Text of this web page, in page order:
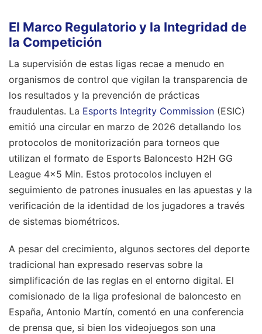
El Marco Regulatorio y la Integridad de
la Competición
La supervisión de estas ligas recae a menudo en
organismos de control que vigilan la transparencia de
los resultados y la prevención de prácticas
fraudulentas. La Esports Integrity Commission (ESIC)
emitió una circular en marzo de 2026 detallando los
protocolos de monitorización para torneos que
utilizan el formato de Esports Baloncesto H2H GG
League 4x5 Min. Estos protocolos incluyen el
seguimiento de patrones inusuales en las apuestas y la
verificación de la identidad de los jugadores a través
de sistemas biométricos.
A pesar del crecimiento, algunos sectores del deporte
tradicional han expresado reservas sobre la
simplificación de las reglas en el entorno digital. El
comisionado de la liga profesional de baloncesto en
España, Antonio Martín, comentó en una conferencia
de prensa que, si bien los videojuegos son una